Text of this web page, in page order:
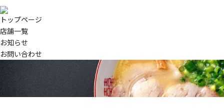
トップページ
店舗一覧
お知らせ
お問い合わせ